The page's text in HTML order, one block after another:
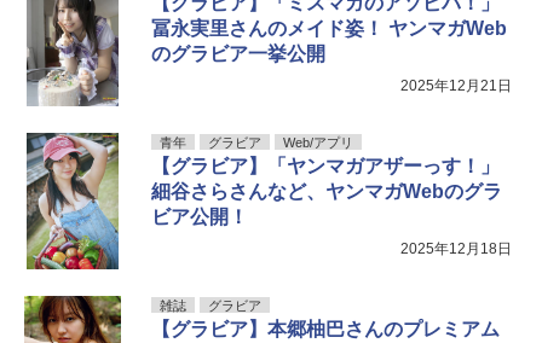
冨永実里さんのメイド姿！ ヤンマガWeb
のグラビア一挙公開
2025年12月21日
青年 グラビア Web/アプリ
【グラビア】「ヤンマガアザーっす！」
細谷さらさんなど、ヤンマガWebのグラ
ビア公開！
2025年12月18日
雑誌 グラビア
【グラビア】本郷柚巴さんのプレミアム